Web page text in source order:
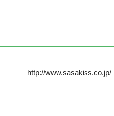
http://www.sasakiss.co.jp/